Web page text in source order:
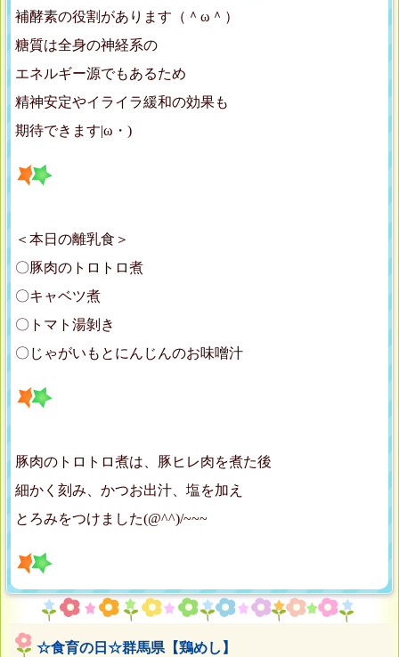
補酵素の役割があります（＾ω＾）
糖質は全身の神経系の
エネルギー源でもあるため
精神安定やイライラ緩和の効果も
期待できます|ω・)
＜本日の離乳食＞
〇豚肉のトロトロ煮
〇キャベツ煮
〇トマト湯剝き
〇じゃがいもとにんじんのお味噌汁
豚肉のトロトロ煮は、豚ヒレ肉を煮た後
細かく刻み、かつお出汁、塩を加え
とろみをつけました(@^^)/~~~
☆食育の日☆群馬県【鶏めし】